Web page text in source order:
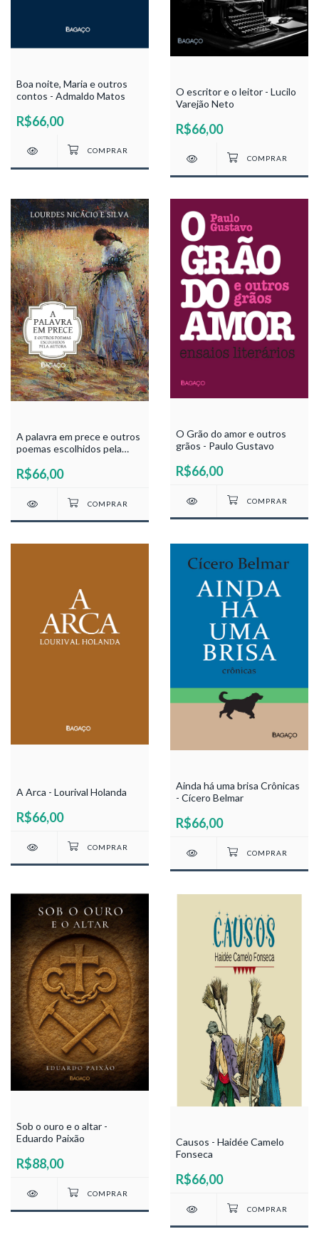
Boa noite, Maria e outros
contos - Admaldo Matos
R$66,00
O escritor e o leitor - Lucilo
Varejão Neto
R$66,00
A palavra em prece e outros
poemas escolhidos pela
Silva
R$66,00
O Grão do amor e outros
grãos - Paulo Gustavo
R$66,00
A Arca - Lourival Holanda
R$66,00
Ainda há uma brisa Crônicas
- Cícero Belmar
R$66,00
Sob o ouro e o altar -
Eduardo Paixão
R$88,00
Causos - Haidée Camelo
Fonseca
R$66,00